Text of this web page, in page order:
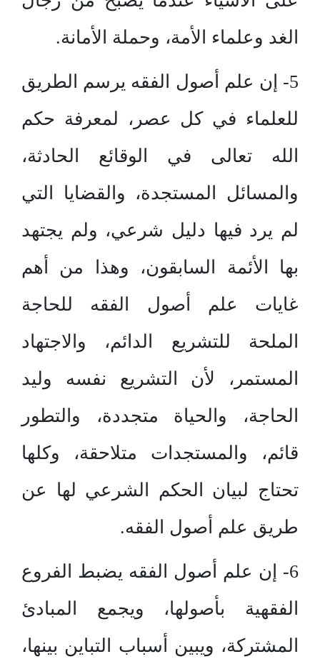
الغد وعلماء الأمة، وحملة الأمانة.
5- إن علم أصول الفقه يرسم الطريق
للعلماء في كل عصر، لمعرفة حكم
الله تعالى في الوقائع الحادثة،
والمسائل المستجدة، والقضايا التي
لم يرد فيها دليل شرعي، ولم يجتهد
بها الأئمة السابقون، وهذا من أهم
غايات علم أصول الفقه للحاجة
الملحة للتشريع الدائم، والاجتهاد
المستمر، لأن التشريع نفسه وليد
الحاجة، والحياة متجددة، والتطور
قائم، والمستجدات متلاحقة، وكلها
تحتاج لبيان الحكم الشرعي لها عن
طريق علم أصول الفقه.
6- إن علم أصول الفقه يضبط الفروع
الفقهية بأصولها، ويجمع المبادئ
المشتركة، ويبين أسباب التباين بينها،